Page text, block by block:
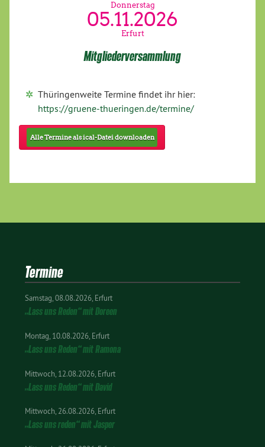
Donnerstag
05.11.2026
Erfurt
Mitgliederversammlung
Thüringenweite Termine findet ihr hier:
https://gruene-thueringen.de/termine/
Alle Termine als ical-Datei downloaden
Termine
Samstag 08.08.2026 Erfurt
„Lass uns Reden“ mit Doreen
Montag 10.08.2026 Erfurt
„Lass uns Reden“ mit Ramona
Mittwoch 12.08.2026 Erfurt
„Lass uns Reden“ mit David
Mittwoch 26.08.2026 Erfurt
„Lass uns reden“ mit Jasper